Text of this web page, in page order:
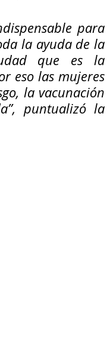
para
la ayuda de la
que es la
eso las mujeres
la vacunación
puntualizó la